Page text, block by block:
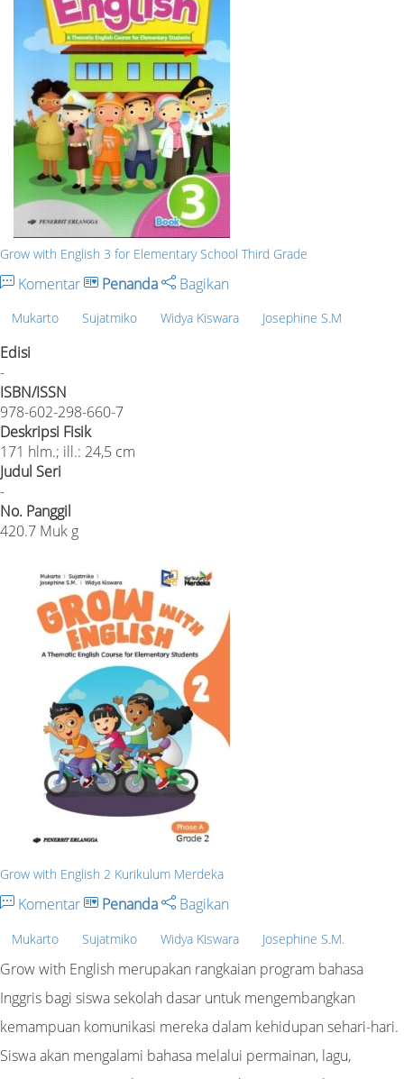
Grow with English 3 for Elementary School Third Grade
Komentar Penanda Bagikan
Mukarto Sujatmiko Widya Kiswara Josephine S.M
Edisi
-
ISBN/ISSN
978-602-298-660-7
Deskripsi Fisik
171 hlm.; ill.: 24,5 cm
Judul Seri
-
No. Panggil
420.7 Muk g
Grow with English 2 Kurikulum Merdeka
Komentar Penanda Bagikan
Mukarto Sujatmiko Widya Kiswara Josephine S.M.
Grow with English merupakan rangkaian program bahasa
Inggris bagi siswa sekolah dasar untuk mengembangkan
kemampuan komunikasi mereka dalam kehidupan sehari-hari.
Siswa akan mengalami bahasa melalui permainan, lagu,